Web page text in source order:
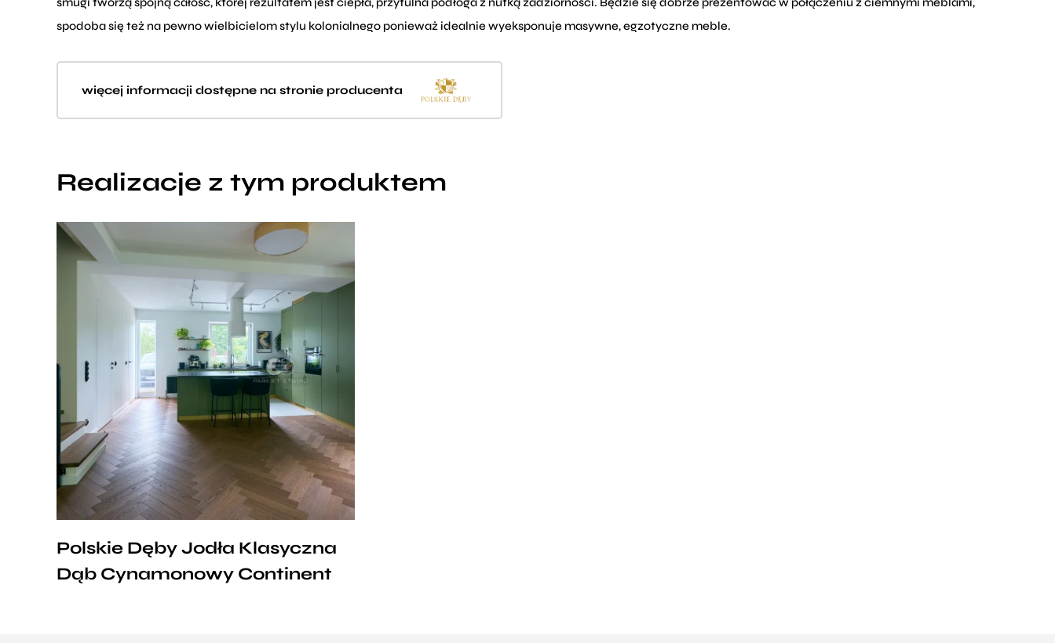
spodoba się też na pewno wielbicielom stylu kolonialnego ponieważ idealnie wyeksponuje masywne, egzotyczne meble.
więcej informacji dostępne na stronie producenta
Realizacje z tym produktem
Polskie Dęby Jodła Klasyczna
Dąb Cynamonowy Continent